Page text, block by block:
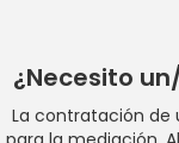
¿Necesito
La contratación de